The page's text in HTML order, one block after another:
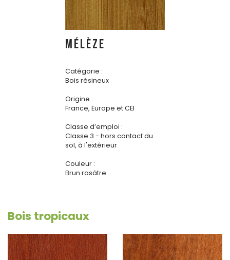
MÉLÈZE
Catégorie :
Bois résineux
Origine :
France, Europe et CEI
Classe d’emploi :
Classe 3 - hors contact du
sol, à l'extérieur
Couleur :
Brun rosâtre
Bois tropicaux